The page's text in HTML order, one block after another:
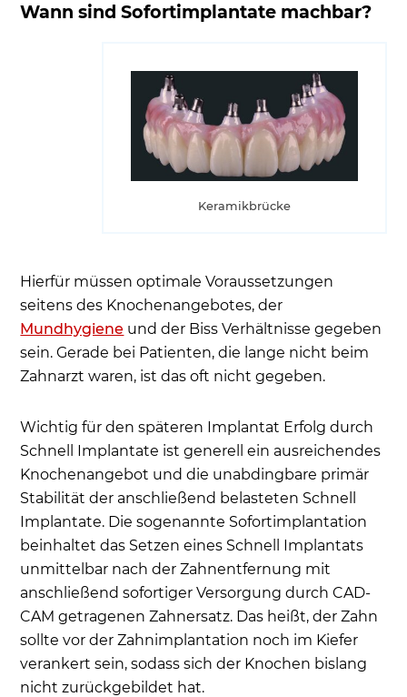
Wann sind Sofortimplantate machbar?
Keramikbrücke
Hierfür müssen optimale Voraussetzungen
seitens des Knochenangebotes, der
Mundhygiene und der Biss Verhältnisse gegeben
sein. Gerade bei Patienten, die lange nicht beim
Zahnarzt waren, ist das oft nicht gegeben.
Wichtig für den späteren Implantat Erfolg durch
Schnell Implantate ist generell ein ausreichendes
Knochenangebot und die unabdingbare primär
Stabilität der anschließend belasteten Schnell
Implantate. Die sogenannte Sofortimplantation
beinhaltet das Setzen eines Schnell Implantats
unmittelbar nach der Zahnentfernung mit
anschließend sofortiger Versorgung durch CAD-
CAM getragenen Zahnersatz. Das heißt, der Zahn
sollte vor der Zahnimplantation noch im Kiefer
verankert sein, sodass sich der Knochen bislang
nicht zurückgebildet hat.